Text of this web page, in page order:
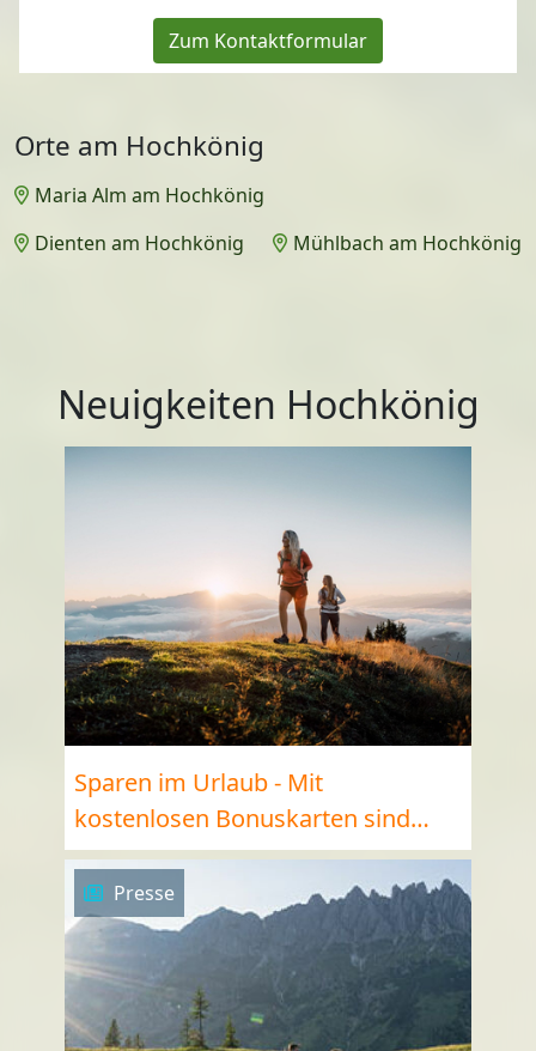
Zum Kontaktformular
Orte am Hochkönig
Maria Alm am Hochkönig
Dienten am Hochkönig
Mühlbach am Hochkönig
Neuigkeiten Hochkönig
Sparen im Urlaub - Mit
kostenlosen Bonuskarten sind
viele Angebote gratis
Presse